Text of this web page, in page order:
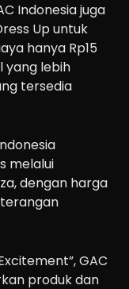
Indonesia juga
Up untuk
hanya Rp15
yang lebih
tersedia
melalui
dengan harga
GAC
produk dan